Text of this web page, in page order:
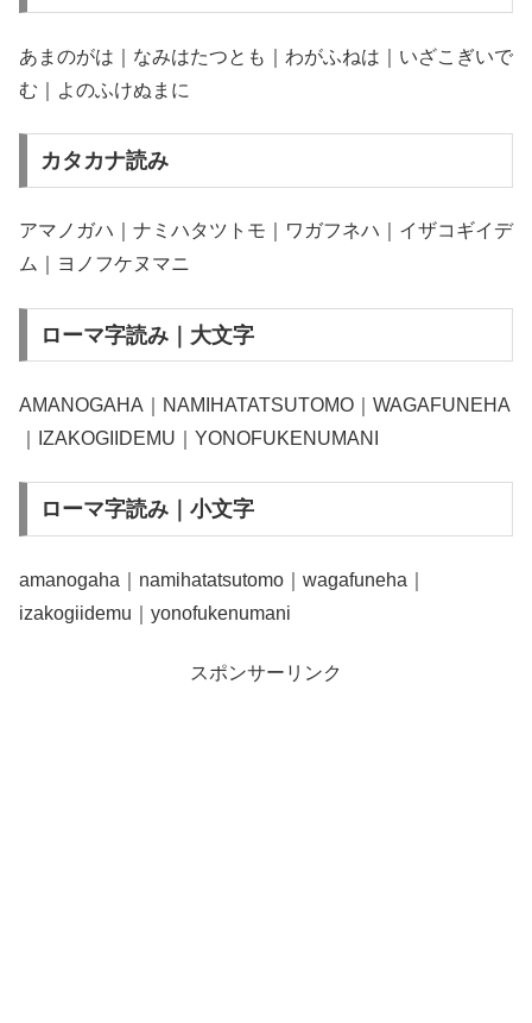
あまのがは｜なみはたつとも｜わがふねは｜いざこぎいで
む｜よのふけぬまに
カタカナ読み
アマノガハ｜ナミハタツトモ｜ワガフネハ｜イザコギイデ
ム｜ヨノフケヌマニ
ローマ字読み｜大文字
AMANOGAHA｜NAMIHATATSUTOMO｜WAGAFUNEHA
｜IZAKOGIIDEMU｜YONOFUKENUMANI
ローマ字読み｜小文字
amanogaha｜namihatatsutomo｜wagafuneha｜
izakogiidemu｜yonofukenumani
スポンサーリンク